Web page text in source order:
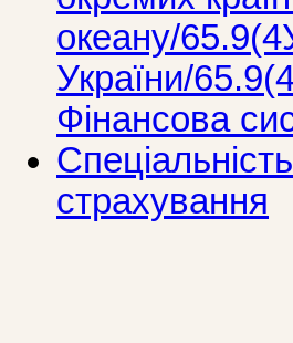
океану/
України/
Фінансова
страхування